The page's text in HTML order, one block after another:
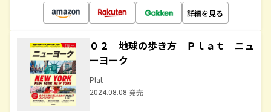
詳細を見る
０２ 地球の歩き方 Ｐｌａｔ ニュ
ーヨーク
Plat
2024.08.08 発売